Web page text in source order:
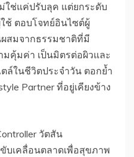
ใช่แค่ปรับลุค แต่ยกระดับ
ช้ ตอบโจทย์อินไซต์ผู้
สมจากธรรมชาติที่มี
คุ้มค่า เป็นมิตรต่อผิวและ
ล์ในชีวิตประจำวัน ตอกย้ำ
Partner ที่อยู่เคียงข้าง
วัตสัน
ขับเคลื่อนตลาดเพื่อสุขภาพ